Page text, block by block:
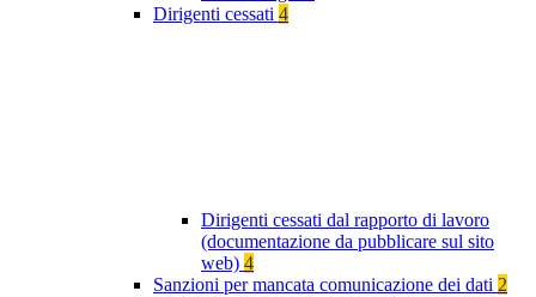
Dirigenti cessati 4
Dirigenti cessati dal rapporto di lavoro
(documentazione da pubblicare sul sito
web) 4
Sanzioni per mancata comunicazione dei dati 2